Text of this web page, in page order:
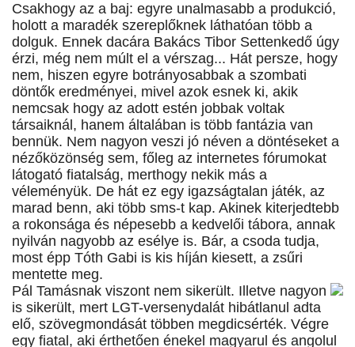
Csakhogy az a baj: egyre unalmasabb a produkció,
holott a maradék szereplőknek láthatóan több a
dolguk. Ennek dacára Bakács Tibor Settenkedő úgy
érzi, még nem múlt el a vérszag... Hát persze, hogy
nem, hiszen egyre botrányosabbak a szombati
döntők eredményei, mivel azok esnek ki, akik
nemcsak hogy az adott estén jobbak voltak
társaiknál, hanem általában is több fantázia van
bennük. Nem nagyon veszi jó néven a döntéseket a
nézőközönség sem, főleg az internetes fórumokat
látogató fiatalság, merthogy nekik más a
véleményük. De hát ez egy igazságtalan játék, az
marad benn, aki több sms-t kap. Akinek kiterjedtebb
a rokonsága és népesebb a kedvelői tábora, annak
nyilván nagyobb az esélye is. Bár, a csoda tudja,
most épp Tóth Gabi is kis híján kiesett, a zsűri
mentette meg.
Pál Tamásnak viszont nem sikerült. Illetve nagyon
is sikerült, mert LGT-versenydalát hibátlanul adta
elő, szövegmondását többen megdicsérték. Végre
egy fiatal, aki érthetően énekel magyarul és angolul